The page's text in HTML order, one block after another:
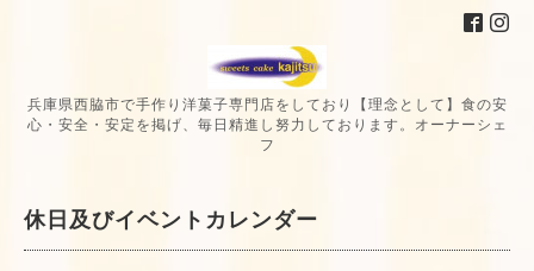
兵庫県西脇市で手作り洋菓子専門店をしており【理念として】食の安
心・安全・安定を掲げ、毎日精進し努力しております。オーナーシェ
フ
休日及びイベントカレンダー